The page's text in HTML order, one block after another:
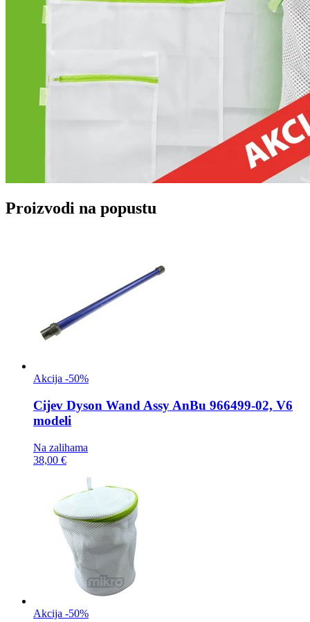
Proizvodi na popustu
Akcija -50%
Cijev Dyson Wand Assy AnBu 966499-02, V6
modeli
Na zalihama
38,00 €
Akcija -50%